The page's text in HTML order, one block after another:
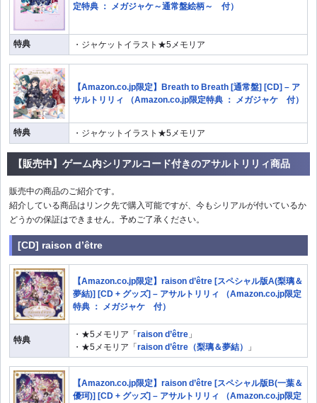
定特典 ： メガジャケ～通常盤絵柄～ 付）
特典 ・ジャケットイラスト★5メモリア
【Amazon.co.jp限定】Breath to Breath [通常盤] [CD] – ア
サルトリリィ （Amazon.co.jp限定特典 ： メガジャケ 付）
特典 ・ジャケットイラスト★5メモリア
【販売中】ゲーム内シリアルコード付きのアサルトリリィ商品
販売中の商品のご紹介です。
紹介している商品はリンク先で購入可能ですが、今もシリアルが付いているか
どうかの保証はできません。予めご了承ください。
[CD] raison d’être
【Amazon.co.jp限定】raison d’être [スペシャル版A(梨璃＆
夢結)] [CD + グッズ] – アサルトリリィ （Amazon.co.jp限定
特典 ： メガジャケ 付）
特典
・★5メモリア「 raison d’être 」
・★5メモリア「 raison d’être（梨璃＆夢結） 」
【Amazon.co.jp限定】raison d’être [スペシャル版B(一葉＆
優珂)] [CD + グッズ] – アサルトリリィ （Amazon.co.jp限定